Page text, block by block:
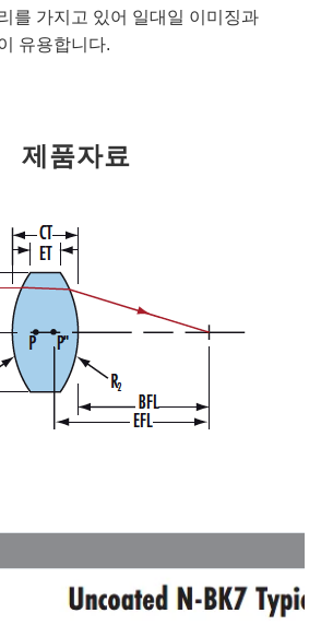
를 가지고 있어 일대일 이미징과
유용합니다.
제품자료